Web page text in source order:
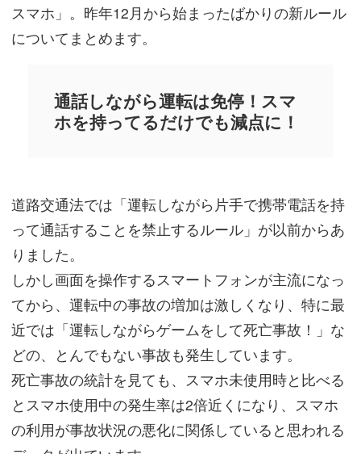
スマホ」。昨年12月から始まったばかりの新ルール
についてまとめます。
通話しながら運転は免停！スマ
ホを持ってるだけでも減点に！
道路交通法では「運転しながら片手で携帯電話を持
って通話することを禁止するルール」が以前からあ
りました。
しかし画面を操作するスマートフォンが主流になっ
てから、運転中の事故の増加は激しくなり、特に最
近では「運転しながらゲームをして死亡事故！」な
どの、とんでもない事故も発生しています。
死亡事故の統計を見ても、スマホ未使用時と比べる
とスマホ使用中の発生率は2倍近くになり、スマホ
の利用が事故状況の悪化に関係していると思われる